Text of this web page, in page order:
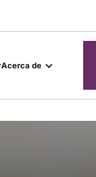
Acerca de